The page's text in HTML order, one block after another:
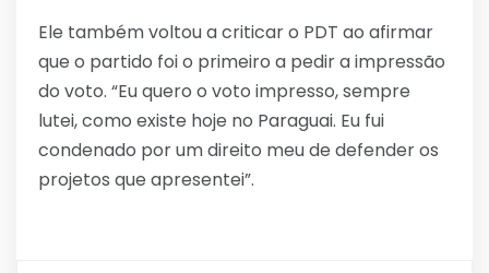
Ele também voltou a criticar o PDT ao afirmar
que o partido foi o primeiro a pedir a impressão
do voto. “Eu quero o voto impresso, sempre
lutei, como existe hoje no Paraguai. Eu fui
condenado por um direito meu de defender os
projetos que apresentei”.